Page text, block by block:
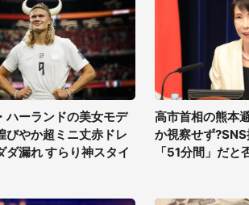
ハーランドの美女モデ
びやか超ミニ丈赤ドレ
ダ漏れ すらり神スタイ
高市首相の熊本
か視察せず
「51分間」だと